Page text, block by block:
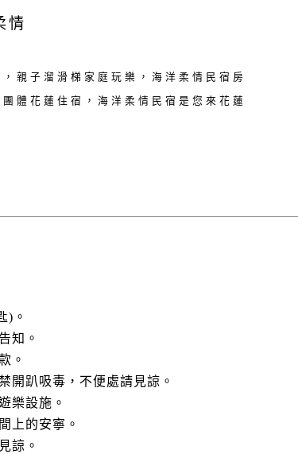
情
親子溜滑梯家庭玩樂，海洋柔情民宿房
體花蓮住宿，海洋柔情民宿是您來花蓮
)。
知。
。
開趴吸毒，不便處請見諒。
樂設施。
上的安寧。
諒。